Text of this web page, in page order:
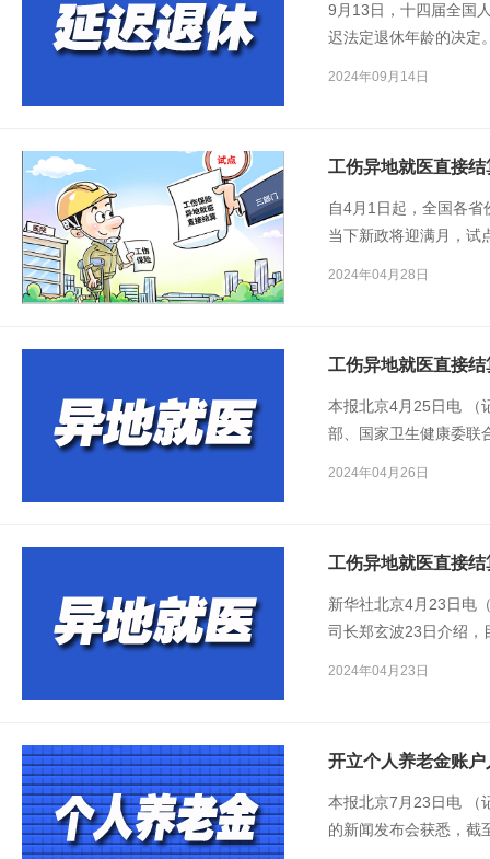
9月13日，十四届全国
迟法定退休年龄的决定
2024年09月14日
工伤异地就医直接
自4月1日起，全国各
当下新政将迎满月，试
2024年04月28日
工伤异地就医直接
本报北京4月25日电 （
部、国家卫生健康委联
2024年04月26日
工伤异地就医直接
新华社北京4月23日电
司长郑玄波23日介绍，
2024年04月23日
开立个人养老金账
本报北京7月23日电 （
的新闻发布会获悉，截